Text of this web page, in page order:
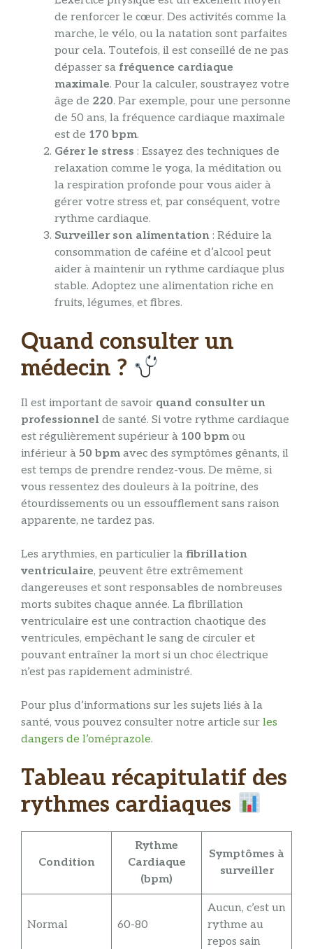
de renforcer le cœur. Des activités comme la
marche, le vélo, ou la natation sont parfaites
pour cela. Toutefois, il est conseillé de ne pas
dépasser sa fréquence cardiaque
maximale. Pour la calculer, soustrayez votre
âge de 220. Par exemple, pour une personne
de 50 ans, la fréquence cardiaque maximale
est de 170 bpm.
Gérer le stress : Essayez des techniques de
relaxation comme le yoga, la méditation ou
la respiration profonde pour vous aider à
gérer votre stress et, par conséquent, votre
rythme cardiaque.
Surveiller son alimentation : Réduire la
consommation de caféine et d’alcool peut
aider à maintenir un rythme cardiaque plus
stable. Adoptez une alimentation riche en
fruits, légumes, et fibres.
Quand consulter un
médecin ?
Il est important de savoir quand consulter un
professionnel de santé. Si votre rythme cardiaque
est régulièrement supérieur à 100 bpmou
inférieur à 50 bpmavec des symptômes gênants, il
est temps de prendre rendez-vous. De même, si
vous ressentez des douleurs à la poitrine, des
étourdissements ou un essoufflement sans raison
apparente, ne tardez pas.
Les arythmies, en particulier la fibrillation
ventriculaire, peuvent être extrêmement
dangereuses et sont responsables de nombreuses
morts subites chaque année. La fibrillation
ventriculaire est une contraction chaotique des
ventricules, empêchant le sang de circuler et
pouvant entraîner la mort si un choc électrique
n’est pas rapidement administré.
Pour plus d’informations sur les sujets liés à la
santé, vous pouvez consulter notre article sur les
dangers de l’oméprazole.
Tableau récapitulatif des
rythmes cardiaques
Condition
Rythme
Cardiaque
(bpm)
Symptômes à
surveiller
Normal 60-80
Aucun, c’est un
rythme au
repos sain